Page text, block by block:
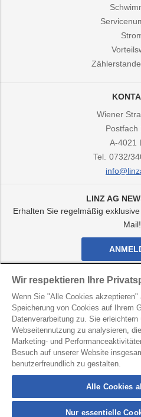
Wiener
Postfach
A-4021
Tel. 0732/
LINZ AG
Erhalten Sie regelmäßig
Mail!
Facebook
von
LINZ
AG
Kanal
von
LINZ
AG
LINZ AG für Energie,
Kontakt Datenschutz
Barrierefreiheit
Wir respektieren Ihre
Wenn Sie "Alle Cookies
Speicherung von Cookies auf Ihrem
Datenverarbeitung zu. Sie
Webseitennutzung zu analysieren,
Marketing- und
Besuch auf unserer Website
benutzerfreundlich zu gestalten.
Alle Cookies
Nur essentielle